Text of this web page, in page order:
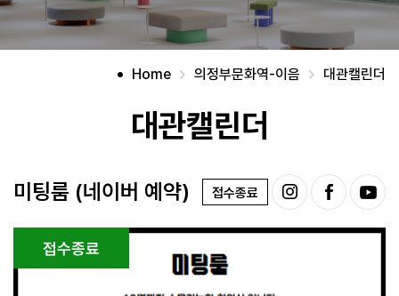
Home 의정부문화역-이음 대관캘린더
대관캘린더
미팅룸 (네이버 예약) 접수종료
접수종료